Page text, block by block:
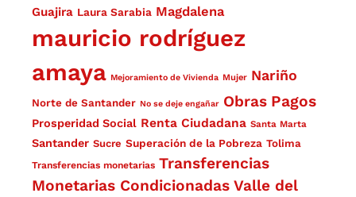
Guajira Laura Sarabia Magdalena
mauricio rodríguez
amaya Mejoramiento de Vivienda Mujer Nariño
Norte de Santander No se deje engañar Obras Pagos
Prosperidad Social Renta Ciudadana Santa Marta
Santander Sucre Superación de la Pobreza Tolima
Transferencias monetarias Transferencias
Monetarias Condicionadas Valle del